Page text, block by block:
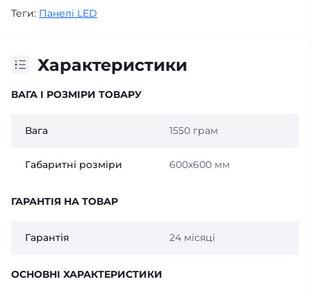
Теги: Панелі LED
Характеристики
ВАГА І РОЗМІРИ ТОВАРУ
Вага 1550 грам
Габаритні розміри 600x600 мм
ГАРАНТІЯ НА ТОВАР
Гарантія 24 місяці
ОСНОВНІ ХАРАКТЕРИСТИКИ